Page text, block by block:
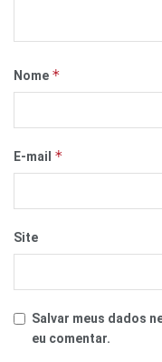
Nome *
E-mail *
Site
Salvar meus dados
eu comentar.